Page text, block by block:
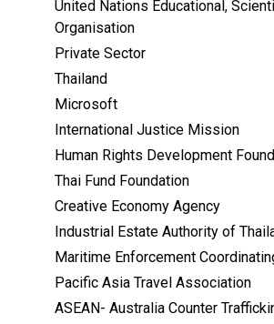
United Nations Educational,
Organisation
Private Sector
Thailand
Microsoft
International Justice Mission
Human Rights Development
Thai Fund Foundation
Creative Economy Agency
Industrial Estate Authority of
Maritime Enforcement
Pacific Asia Travel Association
ASEAN- Australia Counter